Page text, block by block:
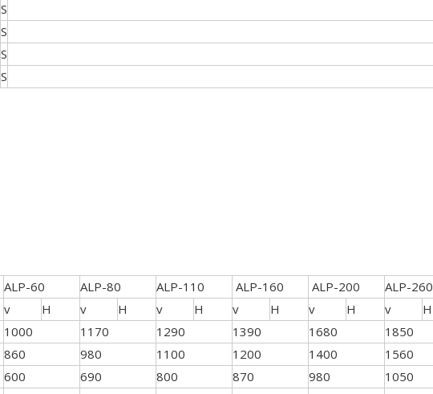
S
S
S
S
ALP-60 ALP-80 ALP-110 ALP-160 ALP-200 ALP-260
v H v H v H v H v H v H
1000 1170 1290 1390 1680 1850
860 980 1100 1200 1400 1560
600 690 800 870 980 1050